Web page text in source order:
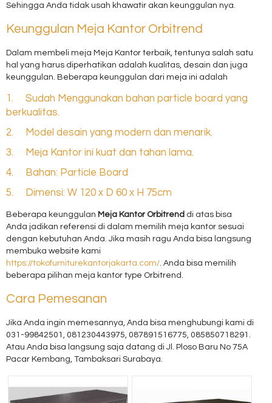
Sehingga Anda tidak usah khawatir akan keunggulan nya.
Keunggulan Meja Kantor Orbitrend
Dalam membeli meja Meja Kantor terbaik, tentunya salah satu
hal yang harus diperhatikan adalah kualitas, desain dan juga
keunggulan. Beberapa keunggulan dari meja ini adalah
1. Sudah Menggunakan bahan particle board yang
berkualitas.
2. Model desain yang modern dan menarik.
3. Meja Kantor ini kuat dan tahan lama.
4. Bahan: Particle Board
5. Dimensi: W 120 x D 60 x H 75cm
Beberapa keunggulan Meja Kantor Orbitrend di atas bisa
Anda jadikan referensi di dalam memilih meja kantor sesuai
dengan kebutuhan Anda. Jika masih ragu Anda bisa langsung
membuka website kami
https://tokofurniturekantorjakarta.com/ . Anda bisa memilih
beberapa pilihan meja kantor type Orbitrend.
Cara Pemesanan
Jika Anda ingin memesannya, Anda bisa menghubungi kami di
031-99842501, 081230443975, 087891516775, 085850718291.
Atau Anda bisa langsung saja datang di Jl. Ploso Baru No 75A
Pacar Kembang, Tambaksari Surabaya.